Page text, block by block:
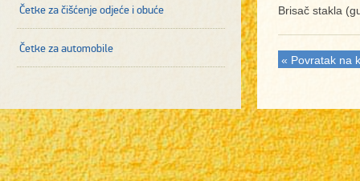
Četke za čišćenje odjeće i obuće
Četke za automobile
Brisač stakla
« Povratak na